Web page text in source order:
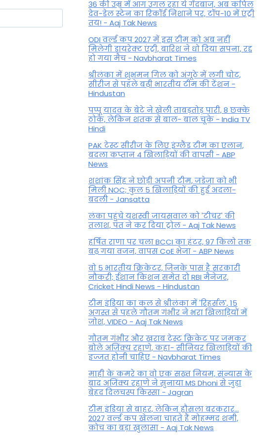
36 की उम्र में आग उगल रहा ये गेंदबाज, अब कपिल
देव-डेल स्टेन का रिकॉर्ड निशाने पर, टॉप-10 में एंट्री
तय! - Aaj Tak News
ODI वर्ल्ड कप 2027 में इस टीम को अब नहीं
मिलेगी डायरेक्ट एंट्री, बारिश ने धो दिया सपना, रद्द
हो गया मैच - Navbharat Times
श्रीलंका में शुभमन गिल को अंगूठे में लगी चोट,
सीरीज से पहले बढ़ी भारतीय टीम की टेंशन -
Hindustan
पप्पू यादव के बेटे ने खेली ताबड़तोड़ पारी, 8 छक्के
ठोके, लेकिन शतक से बाल- बाल चूके - India TV
Hindi
PAK टेस्ट सीरीज के लिए इंग्लैंड टीम का एलान,
बदला कप्तान 4 खिलाड़ियों की वापसी - ABP
News
शशांक सिंह ने छोड़ी अपनी टीम, जडेजा को भी
मिली NOC; कुल 5 खिलाड़ियों की हुई अदला-
बदली - Jansatta
लंका पहुंचे यशस्वी जायसवाल को 'टीचर' की
तलाश, पंत ने कर द‍िया ट्रोल - Aaj Tak News
हर्षित राणा पर चला BCCI का हंटर, 97 किलो तक
बढ़ गया वजन, वापस CoE भेजा - ABP News
वो 5 भारतीय क्रिकेटर, जिनके पास है सरकारी
नौकरी; ईशान किशन समेत दो RBI मैनेजर,
Cricket Hindi News - Hindustan
टीम इंडिया का कल से श्रीलंका में 'रिहर्सल', 15
अगस्त से पहले गौतम गंभीर ने भरा ख‍िलाड़‍ियों में
जोश, VIDEO - Aaj Tak News
गौतम गंभीर और खराब टेस्ट क्रिकेट पर जमकर
बोले अजिंक्य रहाणे, कहा- सीनियर खिलाड़ियों की
इज्जत होनी चाहिए - Navbharat Times
माही के कमरे का वो एक सख्त नियम, संन्यास के
बाद अजिंक्‍य रहाणे ने सुनाया MS Dhoni से जुड़ा
बेहद दिलचस्प किस्सा - Jagran
टीम इंडिया से बाहर, लेकिन हौसला बरकरार...
2027 वर्ल्ड कप खेलना चाहते हैं मोहम्मद शमी,
कोच का बड़ा खुलासा - Aaj Tak News